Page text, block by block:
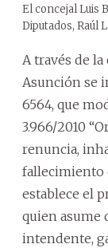
El concejal Luis
Diputados, Raúl
A través de
Asunción se
6564, que
3.966/2010
renuncia,
fallecimiento
establece el
quien asume
intendente,